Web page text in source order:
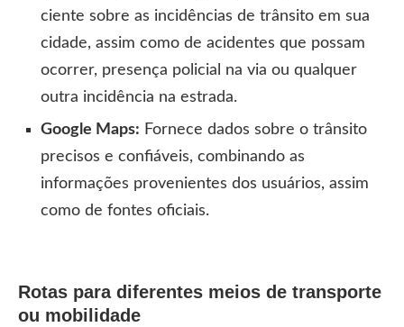
ciente sobre as incidências de trânsito em sua
cidade, assim como de acidentes que possam
ocorrer, presença policial na via ou qualquer
outra incidência na estrada.
Google Maps: Fornece dados sobre o trânsito
precisos e confiáveis, combinando as
informações provenientes dos usuários, assim
como de fontes oficiais.
Rotas para diferentes meios de transporte
ou mobilidade